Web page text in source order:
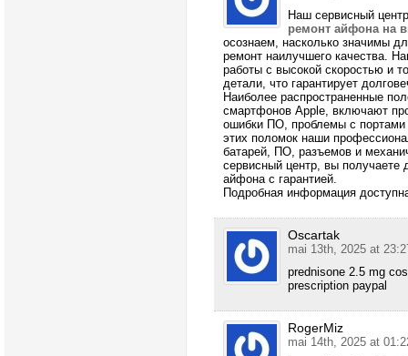
Наш сервисный
ремонт айфона на
осознаем, насколько значимы
ремонт наилучшего качества.
работы с высокой скоростью и
детали, что гарантирует
Наиболее распространенные
смартфонов Apple, включают
ошибки ПО, проблемы с портами
этих поломок наши
батарей, ПО, разъемов и
сервисный центр, вы получаете
айфона с гарантией.
Подробная информация
Oscartak
mai 13th, 2025 at
prednisone 2.5 mg
prescription paypal
RogerMiz
mai 14th, 2025 at